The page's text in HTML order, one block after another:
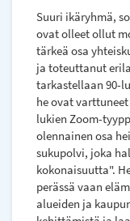
Suuri ikäryhmä,
ovat olleet ollut
tärkeä osa
ja toteuttanut
tarkastellaan 90-
he ovat
lukien Zoom-
olennainen osa
sukupolvi, joka
kokonaisuutta".
perässä vaan
alueiden ja